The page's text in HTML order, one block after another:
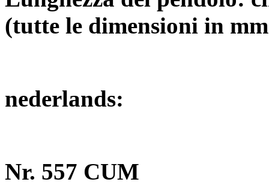
(tutte le dimensioni in
nederlands:
Nr. 557 CUM